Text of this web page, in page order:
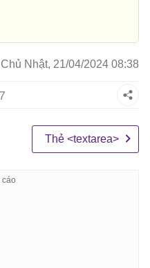
Chủ Nhật, 21/04/2024 08:38
Thẻ <textarea>